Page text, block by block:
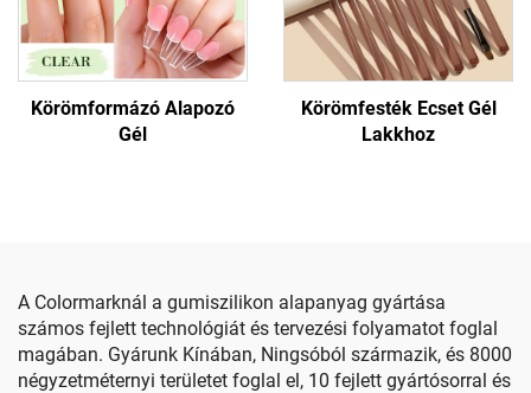
Körömformázó Alapozó
Gél
Körömfesték Ecset Gél
Lakkhoz
A Colormarknál a gumiszilikon alapanyag gyártása
számos fejlett technológiát és tervezési folyamatot foglal
magában. Gyárunk Kínában, Ningsóból származik, és 8000
négyzetméternyi területet foglal el, 10 fejlett gyártósorral és